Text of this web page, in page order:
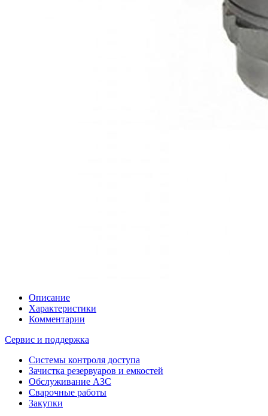
Описание
Характеристики
Комментарии
Сервис и поддержка
Системы контроля доступа
Зачистка резервуаров и емкостей
Обслуживание АЗС
Сварочные работы
Закупки